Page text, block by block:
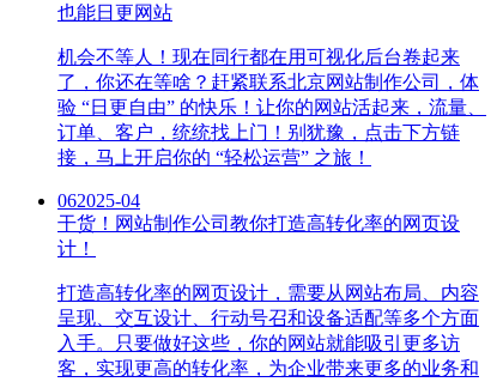
也能日更网站
机会不等人！现在同行都在用可视化后台卷起来
了，你还在等啥？赶紧联系北京网站制作公司，体
验 “日更自由” 的快乐！让你的网站活起来，流量、
订单、客户，统统找上门！别犹豫，点击下方链
接，马上开启你的 “轻松运营” 之旅！
062025-04
干货！网站制作公司教你打造高转化率的网页设
计！
打造高转化率的网页设计，需要从网站布局、内容
呈现、交互设计、行动号召和设备适配等多个方面
入手。只要做好这些，你的网站就能吸引更多访
客，实现更高的转化率，为企业带来更多的业务和